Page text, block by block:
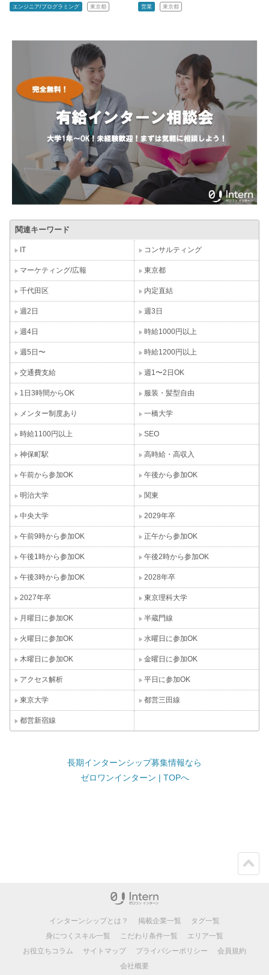
エンジニア/プログラミング 東京都 営業 東京都
関連キーワード
IT コンサルティング
マーケティング/広報 東京都
千代田区 内定直結
週2日 週3日
週4日 時給1000円以上
週5日〜 時給1200円以上
交通費支給 週1〜2日OK
1日3時間からOK 服装・髪型自由
メンター制度あり 一橋大学
時給1100円以上 SEO
神保町駅 高時給・高収入
午前から参加OK 午後から参加OK
明治大学 関東
中央大学 2029年卒
午前9時から参加OK 正午から参加OK
午後1時から参加OK 午後2時から参加OK
午後3時から参加OK 2028年卒
2027年卒 東京理科大学
月曜日に参加OK 半蔵門線
火曜日に参加OK 水曜日に参加OK
木曜日に参加OK 金曜日に参加OK
アクセス解析 平日に参加OK
東京大学 都営三田線
都営新宿線
長期インターンシップ募集情報なら
ゼロワンインターン | TOPへ
インターンシップとは？ 掲載企業一覧
タグ一覧
身につくスキル一覧
こだわり条件一覧
エリア一覧
お役立ちコラム
サイトマップ プライバシーポリシー
会員規約
会社概要